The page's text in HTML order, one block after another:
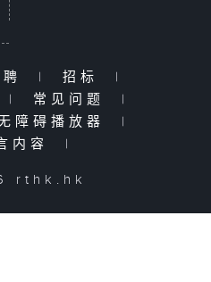
聘 | 招标
|
| 常见问题
|
障碍播放器
|
内容
|
rthk.hk